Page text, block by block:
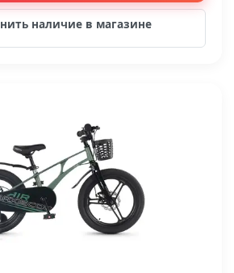
наличие в магазине